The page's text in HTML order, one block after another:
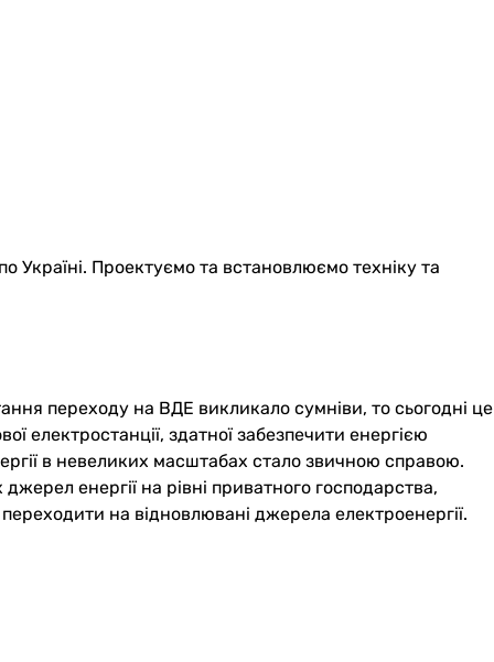
Проектуємо та встановлюємо техніку та
переходу на ВДЕ викликало сумніви, то сьогодні це
електростанції, здатної забезпечити енергією
в невеликих масштабах стало звичною справою.
енергії на рівні приватного господарства,
на відновлювані джерела електроенергії.